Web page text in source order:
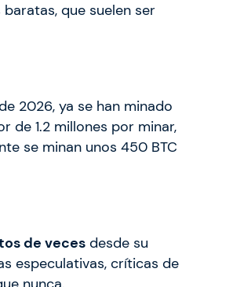
que suelen ser
2026, ya se han minado
de 1.2 millones por minar,
se minan unos 450 BTC
de veces desde su
especulativas, críticas de
nunca.